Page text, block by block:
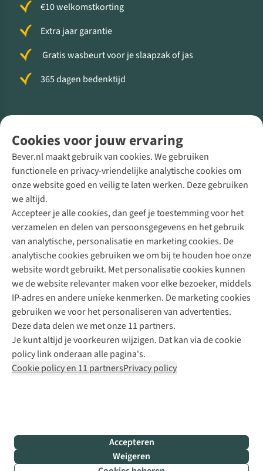
Cookies voor jouw ervaring
Bever.nl maakt gebruik van cookies. We gebruiken
functionele en privacy-vriendelijke analytische cookies om
onze website goed en veilig te laten werken. Deze gebruiken
we altijd.
Accepteer je alle cookies, dan geef je toestemming voor het
verzamelen en delen van persoonsgegevens en het gebruik
van analytische, personalisatie en marketing cookies. De
analytische cookies gebruiken we om bij te houden hoe onze
website wordt gebruikt. Met personalisatie cookies kunnen
we de website relevanter maken voor elke bezoeker, middels
IP-adres en andere unieke kenmerken. De marketing cookies
gebruiken we voor het personaliseren van advertenties.
Deze data delen we met onze 11 partners.
Je kunt altijd je voorkeuren wijzigen. Dat kan via de cookie
policy link onderaan alle pagina's.
Cookie policy en 11 partnersPrivacy policy
Accepteren
Weigeren
€10 welkomstkorting
Extra jaar garantie
Gratis wasbeurt voor je slaapzak of jas
365 dagen bedenktijd
Direct advies van een Buitenexpert
+31 (0)85 888 50 88
+31 6 12 28 49 80
Contactformulier
Bever
B.V.